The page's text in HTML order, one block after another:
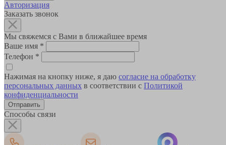
Авторизация
Заказать звонок
Мы свяжемся с Вами в ближайшее время
Ваше имя *
Телефон *
Нажимая на кнопку ниже, я даю согласие на обработку
персональных данных в соответствии с Политикой
конфиденциальности
Способы связи